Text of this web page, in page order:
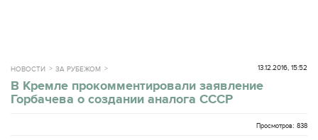
НОВОСТИ ЗА РУБЕЖОМ 13.12.2016, 15:52
​В Кремле прокомментировали заявление
Горбачева о создании аналога СССР
Просмотров: 838